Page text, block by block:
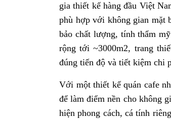
gia thiết kế hàng đầu Việt
phù hợp với không gian mặt
bảo chất lượng, tính thẩm
rộng tới ~3000m2, trang
đúng tiến độ và tiết kiệm chi
Với một thiết kế quán cafe
để làm điểm nền cho không
hiện phong cách, cá tính